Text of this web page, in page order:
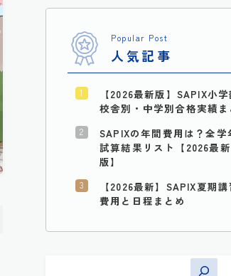
Popular Post
人気記事
【2026最新版】SAPIX小学
校舎別・中学別合格実績ま
SAPIXの年間費用は？全学
試算結果リスト【2026最新
版】
【2026最新】SAPIX夏期講
費用と日程まとめ